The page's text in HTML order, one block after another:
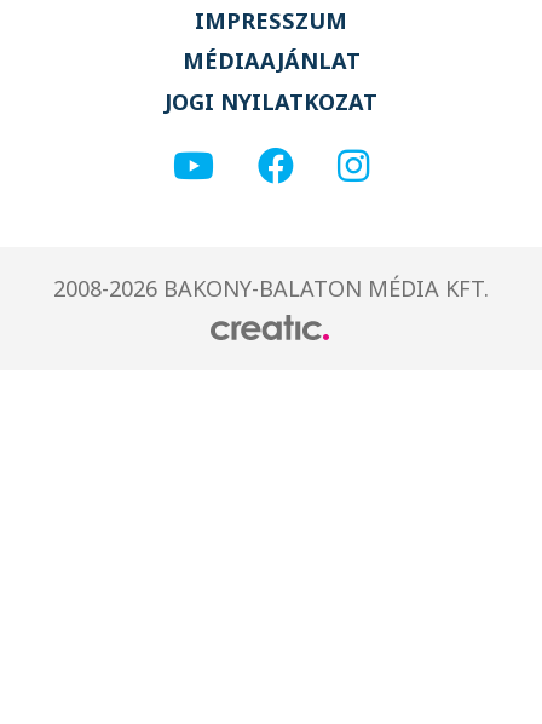
IMPRESSZUM
MÉDIAAJÁNLAT
JOGI NYILATKOZAT
2008-2026 BAKONY-BALATON MÉDIA KFT.